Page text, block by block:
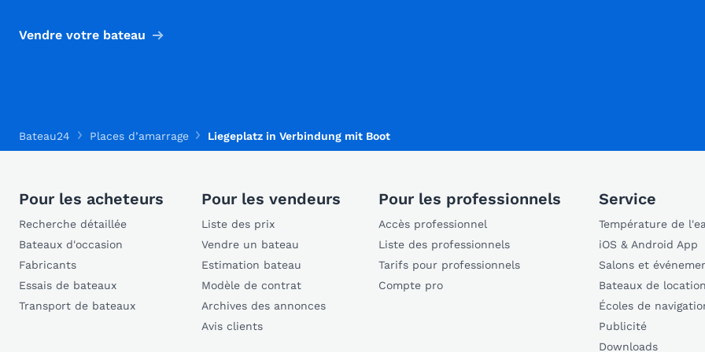
Vendre votre bateau
Bateau24 Places d’amarrage Liegeplatz in Verbindung mit Boot
Pour les acheteurs
Recherche détaillée
Bateaux d'occasion
Fabricants
Essais de bateaux
Transport de bateaux
Pour les vendeurs
Liste des prix
Vendre un bateau
Estimation bateau
Modèle de contrat
Archives des annonces
Avis clients
Pour les professionnels
Accès professionnel
Liste des professionnels
Tarifs pour professionnels
Compte pro
Service
Température de
iOS & Android App
Salons et
Bateaux de location
Écoles de
Publicité
Downloads